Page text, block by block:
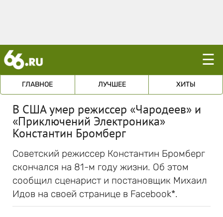
☰
ГЛАВНОЕ ЛУЧШЕЕ ХИТЫ
В США умер режиссер «Чародеев» и
«Приключений Электроника»
Константин Бромберг
Советский режиссер Константин Бромберг
скончался на 81-м году жизни. Об этом
сообщил сценарист и постановщик Михаил
Идов на своей странице в Facebook*.